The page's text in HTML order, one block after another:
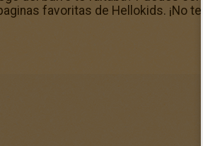
favoritas de Hellokids. ¡No